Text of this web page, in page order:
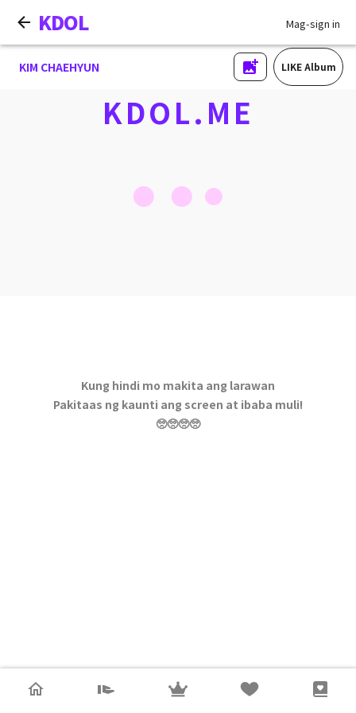
KDOL Mag-sign in
KIM CHAEHYUN LIKE Album
KDOL.ME
Kung hindi mo makita ang larawan
Pakitaas ng kaunti ang screen at ibaba muli!
🥺🥺🥺🥺